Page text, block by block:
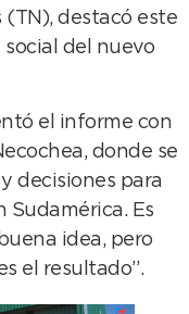
(TN), destacó este
del nuevo
el informe con
donde se
decisiones para
Es
idea, pero
el resultado”.